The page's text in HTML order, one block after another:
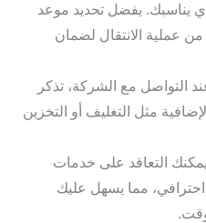
يناسبك. يفضل تحديد موعد
عملية الانتقال لضمان
التواصل مع الشركة، تذكر
مثل التغليف أو التخزين
يمكنك التعاقد على خدمات
مما يسهل عليك